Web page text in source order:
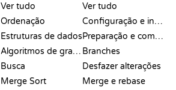
Ver tudo
Ordenação
Estruturas de dados
Algoritmos de grafos
Busca
Merge Sort
Ver tudo
Configuração e início
Preparação e commit
Branches
Desfazer alterações
Merge e rebase